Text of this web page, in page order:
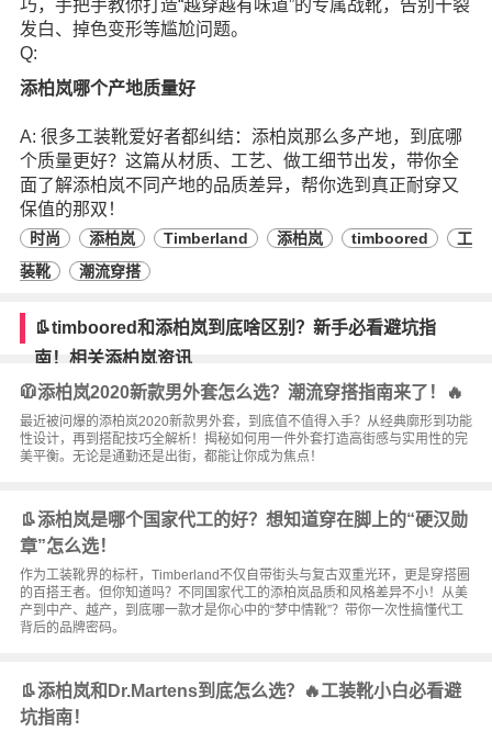
巧，手把手教你打造“越穿越有味道”的专属战靴，告别干裂
发白、掉色变形等尴尬问题。
Q:
添柏岚哪个产地质量好
A: 很多工装靴爱好者都纠结：添柏岚那么多产地，到底哪
个质量更好？这篇从材质、工艺、做工细节出发，带你全
面了解添柏岚不同产地的品质差异，帮你选到真正耐穿又
保值的那双！
时尚 添柏岚 Timberland 添柏岚 timboored
工
装靴
潮流穿搭
👢timboored和添柏岚到底啥区别？新手必看避坑指
南！相关添柏岚资讯
🧥添柏岚2020新款男外套怎么选？潮流穿搭指南来了！🔥
最近被问爆的添柏岚2020新款男外套，到底值不值得入手？从经典廓形到功能
性设计，再到搭配技巧全解析！揭秘如何用一件外套打造高街感与实用性的完
美平衡。无论是通勤还是出街，都能让你成为焦点！
👢添柏岚是哪个国家代工的好？想知道穿在脚上的“硬汉勋
章”怎么选！
作为工装靴界的标杆，Timberland不仅自带街头与复古双重光环，更是穿搭圈
的百搭王者。但你知道吗？不同国家代工的添柏岚品质和风格差异不小！从美
产到中产、越产，到底哪一款才是你心中的“梦中情靴”？带你一次性搞懂代工
背后的品牌密码。
👢添柏岚和Dr.Martens到底怎么选？🔥工装靴小白必看避
坑指南！